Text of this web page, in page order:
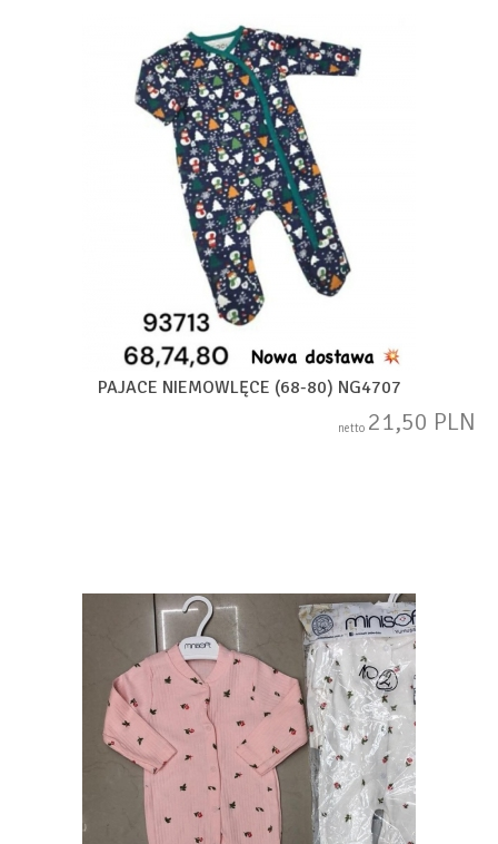
PAJACE NIEMOWLĘCE (68-80) NG4707
netto 21,50 PLN